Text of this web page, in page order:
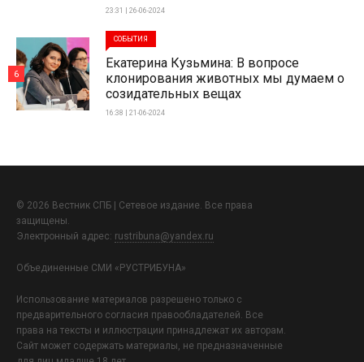
23:31 | 26-06-2024
СОБЫТИЯ
Екатерина Кузьмина: В вопросе
клонирования животных мы думаем о
созидательных вещах
16:38 | 21-06-2024
6
© 2026 Вестник СПБ | Сетевое издание. Все права
защищены.
Электронный адрес: rustribuna@yandex.ru
Объединенные СМИ «РУСТРИБУНА»
Использование материалов разрешено только с
предварительного согласия правообладателей. Все
права на тексты и иллюстрации принадлежат их авторам.
Сайт может содержать материалы, не предназначенные